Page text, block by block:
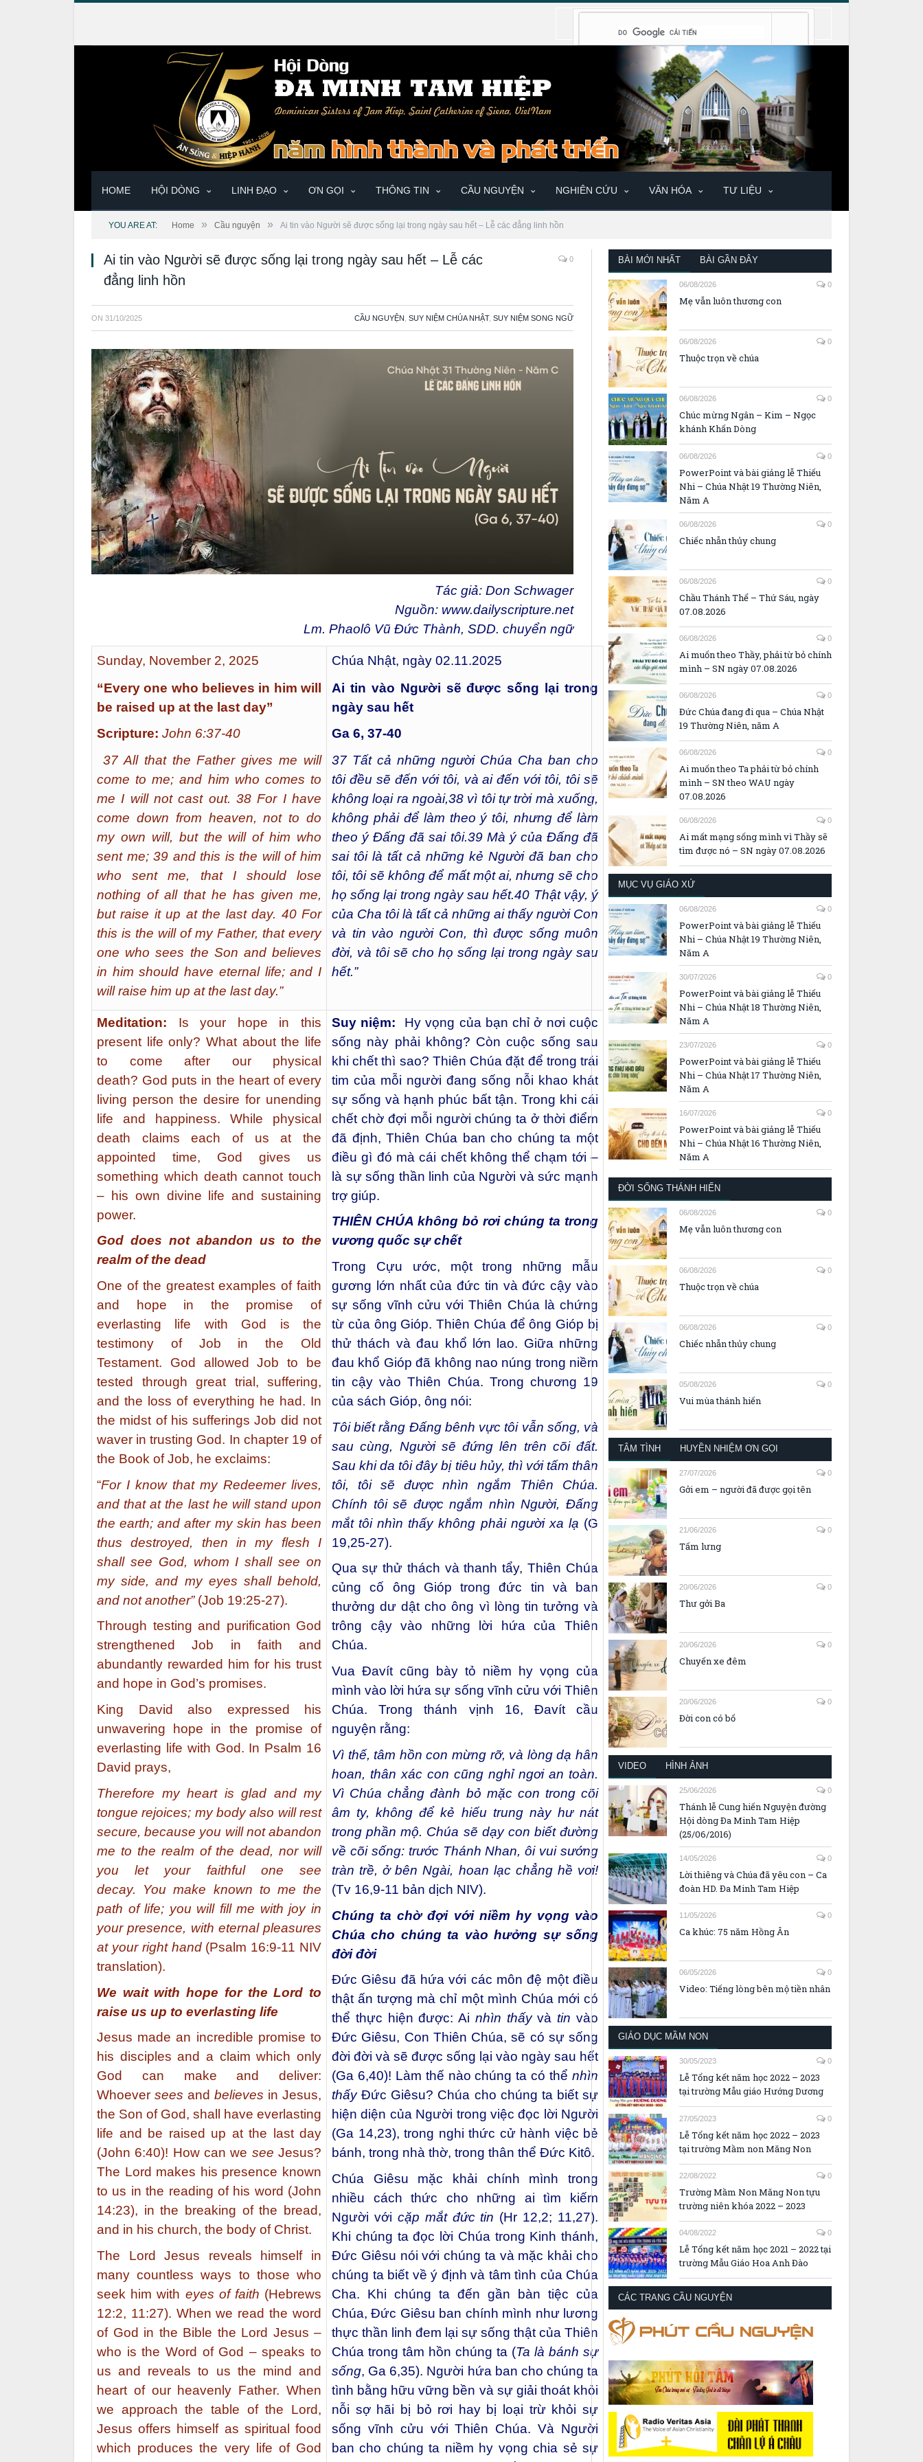
HOME HỘI DÒNG LINH ĐẠO ƠN GỌI THÔNG TIN CẦU NGUYỆN NGHIÊN CỨU VĂN HÓA TƯ LIỆU
YOU ARE AT: Home » Cầu nguyện » Ai tin vào Người sẽ được sống lại trong ngày sau hết – Lễ các đẳng linh hồn
Ai tin vào Người sẽ được sống lại trong ngày sau hết – Lễ các
đẳng linh hồn
0
ON 31/10/2025 CẦU NGUYỆN SUY NIỆM CHÚA NHẬT, SUY NIỆM SONG NGỮ
Tác giả: Don Schwager
Nguồn: www.dailyscripture.net
Lm. Phaolô Vũ Đức Thành, SDD. chuyển ngữ
Sunday, November 2, 2025
“Every one who believes in him will
be raised up at the last day”
Scripture: John 6:37-40
37 All that the Father gives me will
come to me; and him who comes to
me I will not cast out. 38 For I have
come down from heaven, not to do
my own will, but the will of him who
sent me; 39 and this is the will of him
who sent me, that I should lose
nothing of all that he has given me,
but raise it up at the last day. 40 For
this is the will of my Father, that every
one who sees the Son and believes
in him should have eternal life; and I
will raise him up at the last day.”
Chúa Nhật, ngày 02.11.2025
Ai tin vào Người sẽ được sống lại trong
ngày sau hết
Ga 6, 37-40
37 Tất cả những người Chúa Cha ban cho
tôi đều sẽ đến với tôi, và ai đến với tôi, tôi sẽ
không loại ra ngoài,38 vì tôi tự trời mà xuống,
không phải để làm theo ý tôi, nhưng để làm
theo ý Đấng đã sai tôi.39Mà ý của Đấng đã
sai tôi là tất cả những kẻ Người đã ban cho
tôi, tôi sẽ không để mất một ai, nhưng sẽ cho
họ sống lại trong ngày sau hết.40 Thật vậy, ý
của Cha tôi là tất cả những ai thấy người Con
và tin vào người Con, thì được sống muôn
đời, và tôi sẽ cho họ sống lại trong ngày sau
hết.”
Meditation: Is your hope in this
present life only? What about the life
to come after our physical
death? God puts in the heart of every
living person the desire for unending
life and happiness. While physical
death claims each of us at the
appointed time, God gives us
something which death cannot touch
– his own divine life and sustaining
power.
God does not abandon us to the
realm of the dead
One of the greatest examples of faith
and hope in the promise of
everlasting life with God is the
testimony of Job in the Old
Testament. God allowed Job to be
tested through great trial, suffering,
and the loss of everything he had. In
the midst of his sufferings Job did not
waver in trusting God. In chapter 19 of
the Book of Job, he exclaims:
“For I know that my Redeemer lives,
and that at the last he will stand upon
the earth; and after my skin has been
thus destroyed, then in my flesh I
shall see God, whom I shall see on
my side, and my eyes shall behold,
and not another”(Job 19:25-27).
Through testing and purification God
strengthened Job in faith and
abundantly rewarded him for his trust
and hope in God’s promises.
King David also expressed his
unwavering hope in the promise of
everlasting life with God. In Psalm 16
David prays,
Therefore my heart is glad and my
tongue rejoices; my body also will rest
secure, because you will not abandon
me to the realm of the dead, nor will
you let your faithful one see
decay. You make known to me the
path of life; you will fill me with joy in
your presence, with eternal pleasures
at your right hand (Psalm 16:9-11 NIV
translation).
We wait with hope for the Lord to
raise us up to everlasting life
Jesus made an incredible promise to
his disciples and a claim which only
God can make and deliver:
Whoever sees and believes in Jesus,
the Son of God, shall have everlasting
life and be raised up at the last day
(John 6:40)! How can we seeJesus?
The Lord makes his presence known
to us in the reading of his word (John
14:23), in the breaking of the bread,
and in his church, the body of Christ.
The Lord Jesus reveals himself in
many countless ways to those who
seek him with eyes of faith (Hebrews
12:2, 11:27). When we read the word
of God in the Bible the Lord Jesus –
who is the Word of God – speaks to
us and reveals to us the mind and
heart of our heavenly Father. When
we approach the table of the Lord,
Jesus offers himself as spiritual food
which produces the very life of God
Suy niệm: Hy vọng của bạn chỉ ở nơi cuộc
sống này phải không? Còn cuộc sống sau
khi chết thì sao? Thiên Chúa đặt để trong trái
tim của mỗi người đang sống nỗi khao khát
sự sống và hạnh phúc bất tận. Trong khi cái
chết chờ đợi mỗi người chúng ta ở thời điểm
đã định, Thiên Chúa ban cho chúng ta một
điều gì đó mà cái chết không thể chạm tới –
là sự sống thần linh của Người và sức mạnh
trợ giúp.
THIÊN CHÚA không bỏ rơi chúng ta trong
vương quốc sự chết
Trong Cựu ước, một trong những mẫu
gương lớn nhất của đức tin và đức cậy vào
sự sống vĩnh cửu với Thiên Chúa là chứng
từ của ông Gióp. Thiên Chúa để ông Gióp bị
thử thách và đau khổ lớn lao. Giữa những
đau khổ Gióp đã không nao núng trong niềm
tin cậy vào Thiên Chúa. Trong chương 19
của sách Gióp, ông nói:
Tôi biết rằng Đấng bênh vực tôi vẫn sống, và
sau cùng, Người sẽ đứng lên trên cõi đất.
Sau khi da tôi đây bị tiêu hủy, thì với tấm thân
tôi, tôi sẽ được nhìn ngắm Thiên Chúa.
Chính tôi sẽ được ngắm nhìn Người, Đấng
mắt tôi nhìn thấy không phải người xa lạ (G
19,25-27).
Qua sự thử thách và thanh tẩy, Thiên Chúa
củng cố ông Gióp trong đức tin và ban
thưởng dư dật cho ông vì lòng tin tưởng và
trông cậy vào những lời hứa của Thiên
Chúa.
Vua Đavít cũng bày tỏ niềm hy vọng của
mình vào lời hứa sự sống vĩnh cửu với Thiên
Chúa. Trong thánh vịnh 16, Đavít cầu
nguyện rằng:
Vì thế, tâm hồn con mừng rỡ, và lòng dạ hân
hoan, thân xác con cũng nghỉ ngơi an toàn.
Vì Chúa chẳng đành bỏ mặc con trong cõi
âm ty, không để kẻ hiếu trung này hư nát
trong phần mộ. Chúa sẽ dạy con biết đường
về cõi sống: trước Thánh Nhan, ôi vui sướng
tràn trề, ở bên Ngài, hoan lạc chẳng hề vơi!
(Tv 16,9-11 bản dịch NIV).
Chúng ta chờ đợi với niềm hy vọng vào
Chúa cho chúng ta vào hưởng sự sống
đời đời
Đức Giêsu đã hứa với các môn đệ một điều
thật ấn tượng mà chỉ một mình Chúa mới có
thể thực hiện được: Ai nhìn thấyvàtin vào
Đức Giêsu, Con Thiên Chúa, sẽ có sự sống
đời đời và sẽ được sống lại vào ngày sau hết
(Ga 6,40)! Làm thế nào chúng ta có thể nhìn
thấyĐức Giêsu? Chúa cho chúng ta biết sự
hiện diện của Người trong việc đọc lời Người
(Ga 14,23), trong nghi thức cử hành việc bẻ
bánh, trong nhà thờ, trong thân thể Đức Kitô.
Chúa Giêsu mặc khải chính mình trong
nhiều cách thức cho những ai tìm kiếm
Người với cặp mắt đức tin (Hr 12,2; 11,27).
Khi chúng ta đọc lời Chúa trong Kinh thánh,
Đức Giêsu nói với chúng ta và mặc khải cho
chúng ta biết về ý định và tâm tình của Chúa
Cha. Khi chúng ta đến gần bàn tiệc của
Chúa, Đức Giêsu ban chính mình như lương
thực thần linh đem lại sự sống thật của Thiên
Chúa trong tâm hồn chúng ta (Ta là bánh sự
sống, Ga 6,35). Người hứa ban cho chúng ta
tình bằng hữu vững bền và sự giải thoát khỏi
nỗi sợ hãi bị bỏ rơi hay bị loại trừ khỏi sự
sống vĩnh cửu với Thiên Chúa. Và Người
ban cho chúng ta niềm hy vọng chia sẻ sự
BÀI MỚI NHẤT BÀI GẦN ĐÂY
06/08/2026 0
Mẹ vẫn luôn thương con
06/08/2026 0
Thuộc trọn về chúa
06/08/2026 0
Chúc mừng Ngân – Kim – Ngọc
khánh Khấn Dòng
06/08/2026 0
PowerPoint và bài giảng lễ Thiếu
Nhi – Chúa Nhật 19 Thường Niên,
Năm A
06/08/2026 0
Chiếc nhẫn thủy chung
06/08/2026 0
Chầu Thánh Thể – Thứ Sáu, ngày
07.08.2026
06/08/2026 0
Ai muốn theo Thầy, phải từ bỏ chính
mình – SN ngày 07.08.2026
06/08/2026 0
Đức Chúa đang đi qua – Chúa Nhật
19 Thường Niên, năm A
06/08/2026 0
Ai muốn theo Ta phải từ bỏ chính
mình – SN theo WAU ngày
07.08.2026
06/08/2026 0
Ai mất mạng sống mình vì Thầy sẽ
tìm được nó – SN ngày 07.08.2026
MỤC VỤ GIÁO XỨ
06/08/2026 0
PowerPoint và bài giảng lễ Thiếu
Nhi – Chúa Nhật 19 Thường Niên,
Năm A
30/07/2026 0
PowerPoint và bài giảng lễ Thiếu
Nhi – Chúa Nhật 18 Thường Niên,
Năm A
23/07/2026 0
PowerPoint và bài giảng lễ Thiếu
Nhi – Chúa Nhật 17 Thường Niên,
Năm A
16/07/2026 0
PowerPoint và bài giảng lễ Thiếu
Nhi – Chúa Nhật 16 Thường Niên,
Năm A
ĐỜI SỐNG THÁNH HIẾN
06/08/2026 0
Mẹ vẫn luôn thương con
06/08/2026 0
Thuộc trọn về chúa
06/08/2026 0
Chiếc nhẫn thủy chung
05/08/2026 0
Vui mùa thánh hiến
TÂM TÌNH HUYỀN NHIỆM ƠN GỌI
27/07/2026 0
Gởi em – người đã được gọi tên
21/06/2026 0
Tấm lưng
20/06/2026 0
Thư gởi Ba
20/06/2026 0
Chuyến xe đêm
20/06/2026 0
Đời con có bố
VIDEO HÌNH ẢNH
25/06/2026 0
Thánh lễ Cung hiến Nguyện đường
Hội dòng Đa Minh Tam Hiệp
(25/06/2016)
14/05/2026 0
Lời thiêng và Chúa đã yêu con – Ca
đoàn HD. Đa Minh Tam Hiệp
11/05/2026 0
Ca khúc: 75 năm Hồng Ân
06/05/2026 0
Video: Tiếng lòng bên mộ tiền nhân
GIÁO DỤC MẦM NON
30/05/2023 0
Lễ Tổng kết năm học 2022 – 2023
tại trường Mẫu giáo Hướng Dương
27/05/2023 0
Lễ Tổng kết năm học 2022 – 2023
tại trường Mầm non Măng Non
22/08/2022 0
Trường Mầm Non Măng Non tựu
trường niên khóa 2022 – 2023
04/08/2022 0
Lễ Tổng kết năm học 2021 – 2022 tại
trường Mẫu Giáo Hoa Anh Đào
CÁC TRANG CẦU NGUYỆN